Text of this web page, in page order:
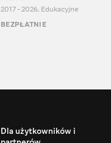
2017 - 2026, Edukacyjne
BEZPŁATNIE
Dla użytkowników i